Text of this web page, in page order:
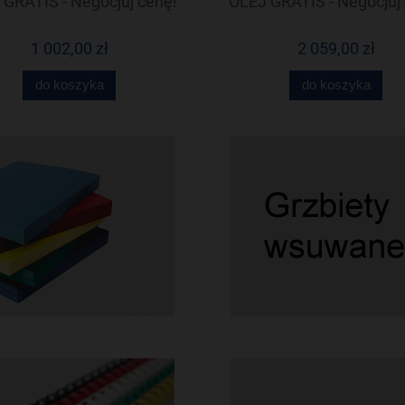
1 002,00 zł
do koszyka
2 059,00 zł
do koszyka